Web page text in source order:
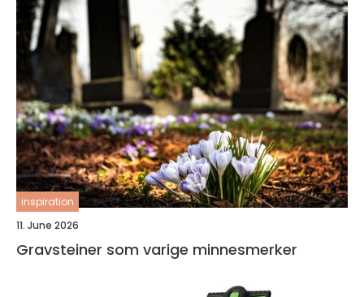
inspiration
11. June 2026
Gravsteiner som varige minnesmerker